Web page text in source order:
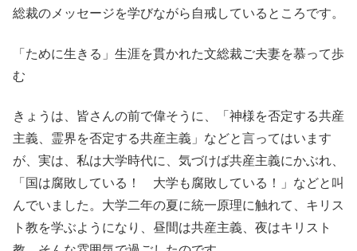
総裁のメッセージを学びながら自戒しているところです。
「ために生きる」生涯を貫かれた文総裁ご夫妻を慕って歩
む
きょうは、皆さんの前で偉そうに、「神様を否定する共産
主義、霊界を否定する共産主義」などと言ってはいます
が、実は、私は大学時代に、気づけば共産主義にかぶれ、
「国は腐敗している！ 大学も腐敗している！」などと叫
んでいました。大学二年の夏に統一原理に触れて、キリス
ト教を学ぶようになり、昼間は共産主義、夜はキリスト